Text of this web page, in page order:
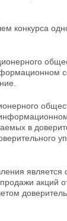
конкурса
в
является
акций